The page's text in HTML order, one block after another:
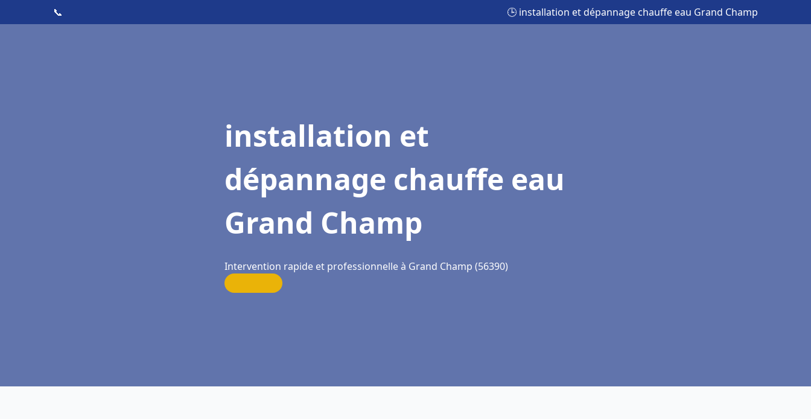
📞 🕒 installation et dépannage chauffe eau Grand Champ
installation et
dépannage chauffe eau
Grand Champ
Intervention rapide et professionnelle à Grand Champ (56390)